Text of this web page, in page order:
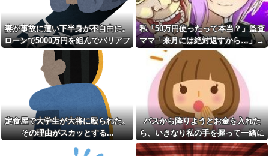
ことが発覚。嫁共々追放確定と
なった途端に娘「」…はぁ？
【衝撃】若い女の子からする
「甘い匂い」の正体、まさか分
からないDTなんておらんよな？
よな？w w w w w w w w w w w
【驚愕】マチアプで会った外
国人からまさかの『こう』言わ
れたんやがこれワイ詰み
か？？？？？？？
生食が最悪最凶なのって豚肉
らしいな
【緊急】今の若者に急増して
いる『コレ』依存、めちゃくち
ゃ深刻な模様w w w w w w w w
工夫）
上が就職で一人暮らしを始
め、下は職人として弟子入りし
て独り立ち。子供がいなくなっ
た後、広い家に二人きりで全く
会話なし。私（このまま夫婦を
続けていく意味があるんだろう
か？）
【崩壊寸前】夫がバイトの子
を「放っておけない」とか言い
訳する理由がコレｗｗｗｗ
アタシ何歳に見える？って誘
い受け風の事言うゴミってまだ
生存してるよね〜
【胸熱】中居正広、熊本に人
知れず支援か 10年前の震災で
妻が事故に遭い下半身が不自由に。
ローンで5000万円を組んでバリアフ
リーの家を建てた。だが俺には作戦
があった
私「50万円使ったって本当？」監査
ママ「来月には絶対返すから…」→
約束を信じて待った結果、警察に通
報することになり…
定食屋で大学生が大将に殴られた。
その理由がスカッとする...
バスから降りようとお金を入れた
ら、いきなり私の手を握って一緒に
降りようとする子供がいた。手をほ